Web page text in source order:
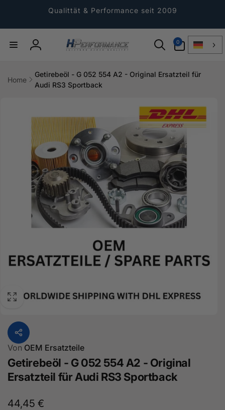
Qualittät & Performance seit 2009
Einloggen
0
Artikel
Home
Getirebeöl - G 052 554 A2 - Original Ersatzteil für
Audi RS3 Sportback
Von OEM Ersatzteile
Getirebeöl - G 052 554 A2 - Original
Ersatzteil für Audi RS3 Sportback
Normaler
44,45 €